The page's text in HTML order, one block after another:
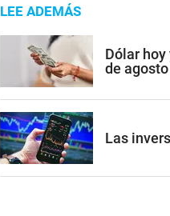
LEE ADEMÁS
Dólar
de
Las